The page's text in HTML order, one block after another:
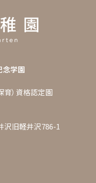
念学園
育）資格認定園
沢旧軽井沢786-1